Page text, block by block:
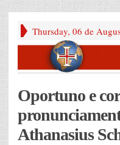
Thursday, 06 de
Oportuno e
Athanasius